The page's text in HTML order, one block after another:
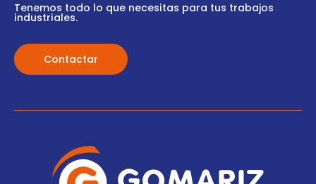
Tenemos todo lo que necesitas para tus trabajos
industriales.
Contactar